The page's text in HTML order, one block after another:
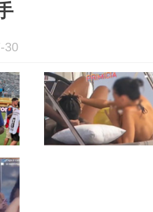
30